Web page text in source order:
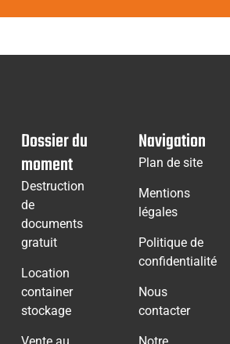
Dossier du
moment
Destruction
de
documents
gratuit
Location
container
stockage
Navigation
Plan de site
Mentions
légales
Politique de
confidentialité
Nous
contacter